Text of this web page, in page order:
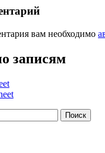
вам необходимо
записям